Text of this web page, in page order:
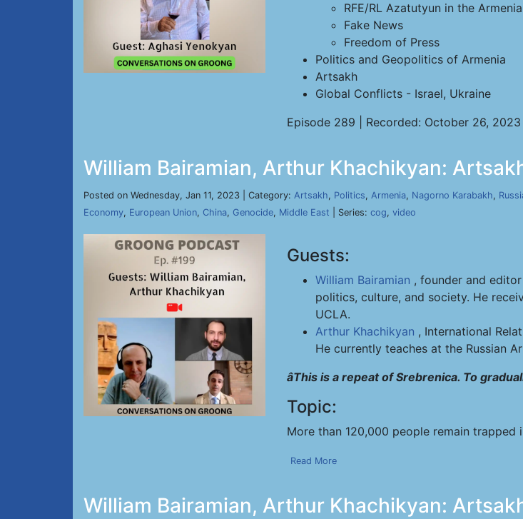
RFE/RL Azatutyun in the
Fake News
Freedom of Press
Politics and Geopolitics of Armenia
Artsakh
Global Conflicts - Israel, Ukraine
Episode 289 | Recorded: October 26, 2023
William Bairamian, Arthur Khachikyan:
Posted on Wednesday, Jan 11, 2023 | Category: Artsakh, Politics, Armenia, Nagorno Karabakh,
Economy, European Union, China, Genocide, Middle East | Series: cog, video
Guests:
William Bairamian , founder and
politics, culture, and society. He
UCLA.
Arthur Khachikyan , International
He currently teaches at the Russian
âThis is a repeat of Srebrenica. To
Topic:
More than 120,000 people remain
Read More
William Bairamian, Arthur Khachikyan: